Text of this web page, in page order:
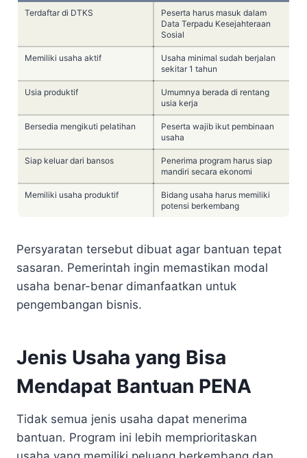
Terdaftar di DTKS
Peserta harus masuk dalam
Data Terpadu Kesejahteraan
Sosial
Memiliki usaha aktif
Usaha minimal sudah berjalan
sekitar 1 tahun
Usia produktif
Umumnya berada di rentang
usia kerja
Bersedia mengikuti pelatihan
Peserta wajib ikut pembinaan
usaha
Siap keluar dari bansos
Penerima program harus siap
mandiri secara ekonomi
Memiliki usaha produktif
Bidang usaha harus memiliki
potensi berkembang
Persyaratan tersebut dibuat agar bantuan tepat
sasaran. Pemerintah ingin memastikan modal
usaha benar-benar dimanfaatkan untuk
pengembangan bisnis.
Jenis Usaha yang Bisa
Mendapat Bantuan PENA
Tidak semua jenis usaha dapat menerima
bantuan. Program ini lebih memprioritaskan